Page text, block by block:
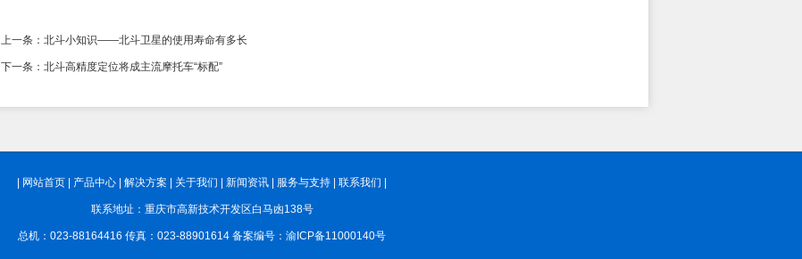
上一条 ：北斗小知识——北斗卫星的使用寿命有多长
下一条 ：北斗高精度定位将成主流摩托车“标配”
网站首页 产品中心 解决方案 关于我们 新闻资讯 服务与支持 联系我们
联系地址：重庆市高新技术开发区白马凼138号
总机：023-88164416 传真：023-88901614 备案编号： 渝ICP备11000140号